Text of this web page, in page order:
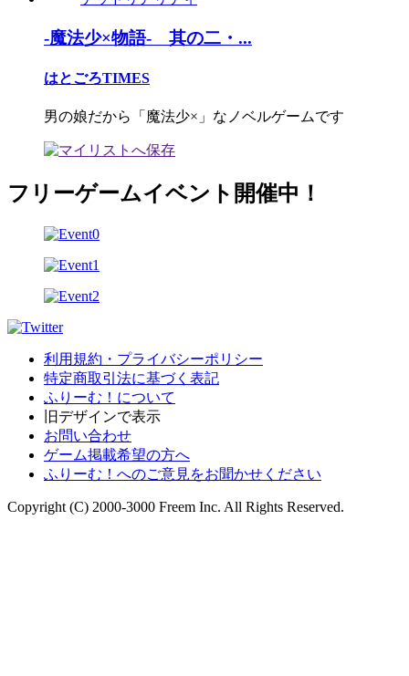
-魔法少×物語- 其の二・...
はとごろTIMES
男の娘だから「魔法少×」なノベルゲームです
フリーゲームイベント開催中！
利用規約・プライバシーポリシー
特定商取引法に基づく表記
ふりーむ！について
旧デザインで表示
お問い合わせ
ゲーム掲載希望の方へ
ふりーむ！へのご意見をお聞かせください
Copyright (C) 2000-3000 Freem Inc. All Rights Reserved.